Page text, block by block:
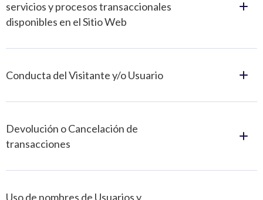
servicios y procesos transaccionales
disponibles en el Sitio Web
Conducta del Visitante y/o Usuario
Devolución o Cancelación de
transacciones
Uso de nombres de Usuarios y